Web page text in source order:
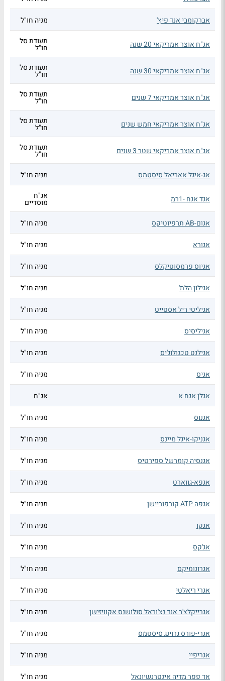
אברקומבי אנד פיץ' מניה חו"ל
אג"ח אוצר אמריקאי 20 שנה תעודת סל
חו"ל
אג"ח אוצר אמריקאי 30 שנה תעודת סל
חו"ל
אג"ח אוצר אמריקאי 7 שנים תעודת סל
חו"ל
אג"ח אוצר אמריקאי חמש שנים תעודת סל
חו"ל
אג"ח אוצר אמריקאי שטר 3 שנים תעודת סל
חו"ל
אג-איגל אאריאל סיסטמס
מניה חו"ל
אגד אגח -1רמ אג"ח
מוסדיים
אגום-AB תרפיוטיקס
מניה חו"ל
אגורא מניה חו"ל
אגיוס פרמסוטיקלס מניה חו"ל
אגילון הלת' מניה חו"ל
אגיליטי ריל אסטייט מניה חו"ל
אגיליסיס מניה חו"ל
אגילנט טכנולוג'יס מניה חו"ל
אגיס מניה חו"ל
אגלן אגח א אג"ח
אגנוס מניה חו"ל
אגניקו-איגל מיינס מניה חו"ל
אגנסיה קומרשל ספירטיס מניה חו"ל
אגפא-גווארט מניה חו"ל
אגפה ATP קורפוריישן מניה חו"ל
אגקו מניה חו"ל
אג'קס מניה חו"ל
אגרונומיקס מניה חו"ל
אגרי ריאלטי מניה חו"ל
אגרייקלצ'ר אנד נצ'וראל סולושנס אקוויזישן מניה חו"ל
אגרי-פורס גרוינג סיסטמס מניה חו"ל
אגריפיי מניה חו"ל
אד פפר מדיה אינטרנשיונאל מניה חו"ל